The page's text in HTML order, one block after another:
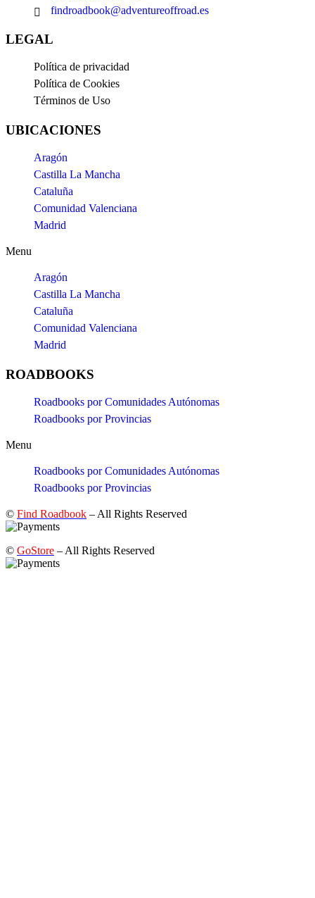
findroadbook@adventureoffroad.es
LEGAL
Política de privacidad
Política de Cookies
Términos de Uso
UBICACIONES
Aragón
Castilla La Mancha
Cataluña
Comunidad Valenciana
Madrid
Menu
Aragón
Castilla La Mancha
Cataluña
Comunidad Valenciana
Madrid
ROADBOOKS
Roadbooks por Comunidades Autónomas
Roadbooks por Provincias
Menu
Roadbooks por Comunidades Autónomas
Roadbooks por Provincias
© Find Roadbook – All Rights Reserved
© GoStore – All Rights Reserved